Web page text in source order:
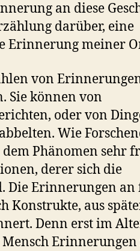
an diese
darüber, eine
Erinnerung meiner
von
Sie können von
oder von
Wie
Phänomen sehr
derer sich die
Die Erinnerungen an
Konstrukte, aus
Denn erst im
Mensch Erinnerungen